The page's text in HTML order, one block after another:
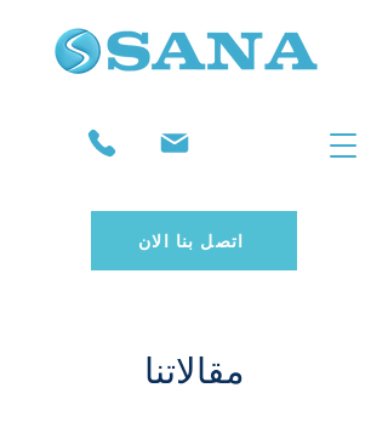
اتصل بنا الان
مقالاتنا